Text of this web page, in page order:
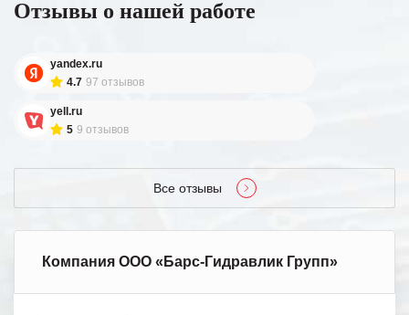
Отзывы о нашей работе
yandex.ru
4.7 97 отзывов
yell.ru
5 9 отзывов
Все отзывы
Компания ООО «Барс-Гидравлик Групп»